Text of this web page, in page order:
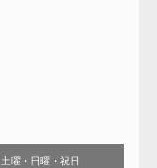
土曜・日曜・祝日